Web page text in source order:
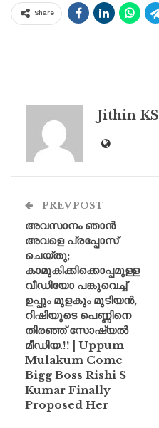
Share
Jithin KS
PREV POST
അവസാനം ഞാൻ
അവളെ പ്രപ്പോസ്
ചെയ്തു;
കാമുകിക്കിക്കൊപ്പമുള്ള
വീഡിയോ പങ്കുവെച്ച്
ഉപ്പും മുളകും മുടിയൻ,
റിഷിയുടെ പെണ്ണിനെ
തിരഞ്ഞ് സോഷ്യൽ
മീഡിയ.!! | Uppum
Mulakum Come
Bigg Boss Rishi S
Kumar Finally
Proposed Her